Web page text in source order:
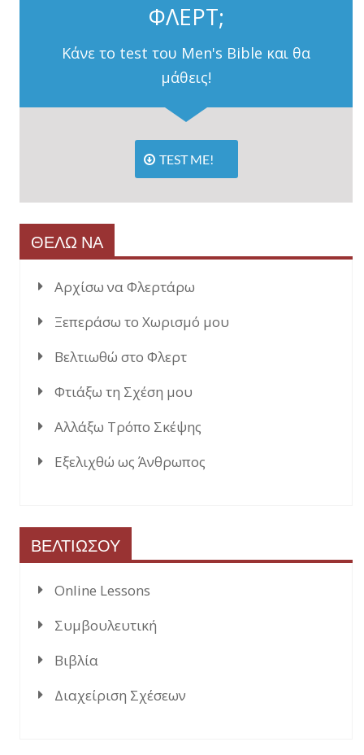
ΦΛΕΡΤ;
Κάνε το test του Men's Bible και θα
μάθεις!
TEST ME!
ΘΕΛΩ ΝΑ
Αρχίσω να Φλερτάρω
Ξεπεράσω το Χωρισμό μου
Βελτιωθώ στο Φλερτ
Φτιάξω τη Σχέση μου
Αλλάξω Τρόπο Σκέψης
Εξελιχθώ ως Άνθρωπος
ΒΕΛΤΙΩΣΟΥ
Online Lessons
Συμβουλευτική
Βιβλία
Διαχείριση Σχέσεων